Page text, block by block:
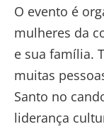
O evento é
mulheres da
e sua família.
muitas
Santo no
liderança